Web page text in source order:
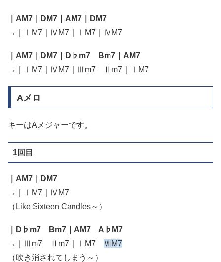
｜AM7｜DM7｜AM7｜DM7
→｜ⅠM7｜ⅣM7｜ⅠM7｜ⅣM7
｜AM7｜DM7｜D♭m7 Bm7｜AM7
→｜ⅠM7｜ⅣM7｜Ⅲm7 Ⅱm7｜ⅠM7
Aメロ
キーはAメジャーです。
1回目
｜AM7｜DM7
→｜ⅠM7｜ⅣM7
（Like Sixteen Candles～）
｜D♭m7 Bm7｜AM7 A♭M7
→｜Ⅲm7 Ⅱm7｜ⅠM7
ⅦM7
（吹き消されてしまう～）